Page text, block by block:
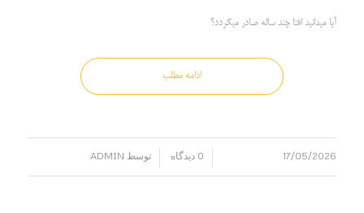
آیا میدانید افتا چند ساله صادر میگردد؟
ادامه مطلب
17/05/2026 0 دیدگاه توسط ADMIN